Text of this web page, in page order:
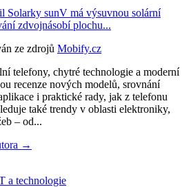
Solarky sunV má výsuvnou solární
zdvojnásobí plochu...
ze zdrojů Mobify.cz
telefony, chytré technologie a moderní
recenze nových modelů, srovnání
i praktické rady, jak z telefonu
také trendy v oblasti elektroniky,
– od...
→
a technologie